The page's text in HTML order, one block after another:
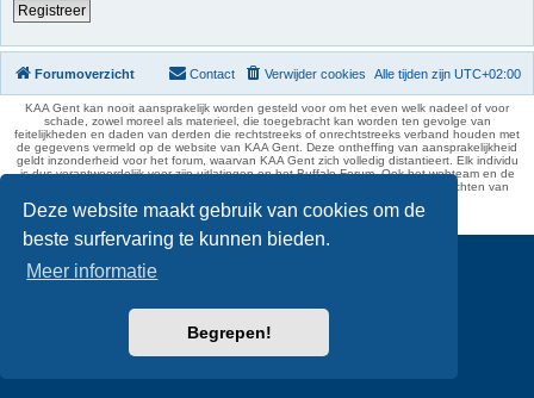
Deze website maakt gebruik van cookies om de
beste surfervaring te kunnen bieden.
Meer informatie
Begrepen!
Registreer
Forumoverzicht Alle tijden zijn UTC+02:00
Verwijder cookies
Contact
KAA Gent kan nooit aansprakelijk worden gesteld voor om het even welk nadeel of voor
schade, zowel moreel als materieel, die toegebracht kan worden ten gevolge van
feitelijkheden en daden van derden die rechtstreeks of onrechtstreeks verband houden met
de gegevens vermeld op de website van KAA Gent. Deze ontheffing van aansprakelijkheid
geldt inzonderheid voor het forum, waarvan KAA Gent zich volledig distantieert. Elk individu
is dus verantwoordelijk voor zijn uitlatingen op het Buffalo Forum. Ook het webteam en de
moderators kunnen niet aansprakelijk gesteld worden voor de inhoud van berichten van
phpBB Two Factor Authentication ©paul999